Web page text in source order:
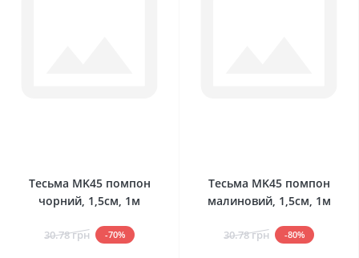
Тесьма MK45 помпон
чорний, 1,5см, 1м
30.78 грн -70%
Тесьма MK45 помпон
малиновий, 1,5см, 1м
30.78 грн -80%